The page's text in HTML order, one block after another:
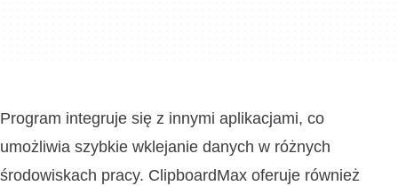
Program integruje się z innymi aplikacjami, co
umożliwia szybkie wklejanie danych w różnych
środowiskach pracy. ClipboardMax oferuje również